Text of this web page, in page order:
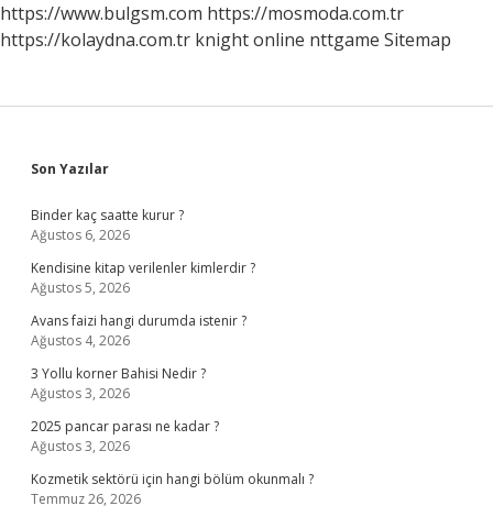
Cirosu
Nedir
https://www.bulgsm.com https://mosmoda.com.tr
https://kolaydna.com.tr knight online nttgame Sitemap
Sidebar
Son Yazılar
Binder kaç saatte kurur ?
Ağustos 6, 2026
Kendisine kitap verilenler kimlerdir ?
Ağustos 5, 2026
Avans faizi hangi durumda istenir ?
Ağustos 4, 2026
3 Yollu korner Bahisi Nedir ?
Ağustos 3, 2026
2025 pancar parası ne kadar ?
Ağustos 3, 2026
Kozmetik sektörü için hangi bölüm okunmalı ?
Temmuz 26, 2026